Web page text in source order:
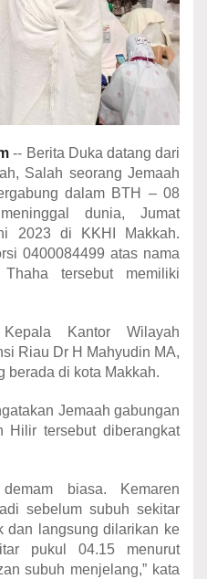
-- Berita Duka datang dari
Salah seorang Jemaah
dalam BTH – 08
dunia, Jumat
2023 di KKHI Makkah.
0400084499 atas nama
tersebut memiliki
Kantor Wilayah
Riau Dr H Mahyudin MA,
berada di kota Makkah.
Jemaah gabungan
Hilir tersebut diberangkat
biasa. Kemaren
sebelum subuh sekitar
dan langsung dilarikan ke
pukul 04.15 menurut
subuh menjelang,” kata